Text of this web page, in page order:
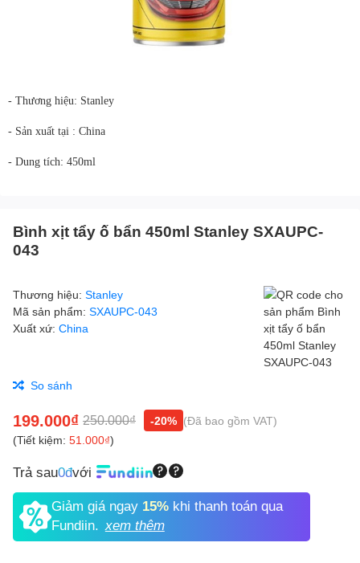
- Thương hiệu: Stanley
- Sản xuất tại : China
- Dung tích: 450ml
Bình xịt tẩy ố bẩn 450ml Stanley SXAUPC-
043
Thương hiệu: Stanley
Mã sản phẩm: SXAUPC-043
Xuất xứ: China
So sánh
199.000₫ 250.000₫ -20% (Đã bao gồm VAT)
(Tiết kiệm: 51.000₫)
Trả sau0đvới
Giảm giá ngay 15%khi thanh toán qua
Fundiin. xem thêm